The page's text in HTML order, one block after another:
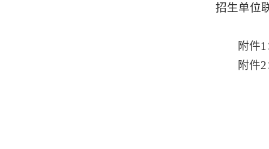
招生单位
附件
附件